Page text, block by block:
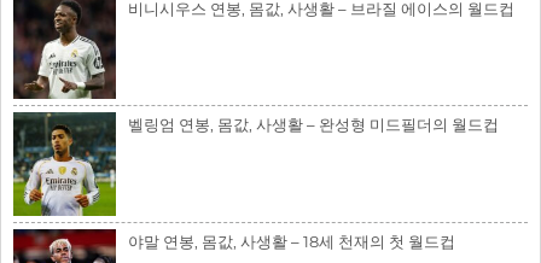
비니시우스 연봉, 몸값, 사생활 – 브라질 에이스의 월드컵
벨링엄 연봉, 몸값, 사생활 – 완성형 미드필더의 월드컵
야말 연봉, 몸값, 사생활 – 18세 천재의 첫 월드컵